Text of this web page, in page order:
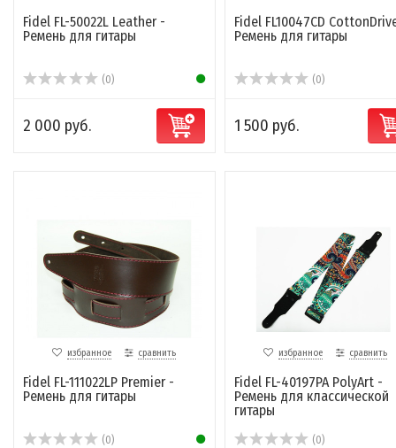
Fidel FL-50022L Leather -
Ремень для гитары
(0)
2 000 руб.
Fidel FL10047CD
Ремень для гитары
(0)
1 500 руб.
избранное сравнить
Fidel FL-111022LP Premier -
Ремень для гитары
(0)
избранное сравнить
Fidel FL-40197PA PolyArt -
Ремень для классической
гитары
(0)